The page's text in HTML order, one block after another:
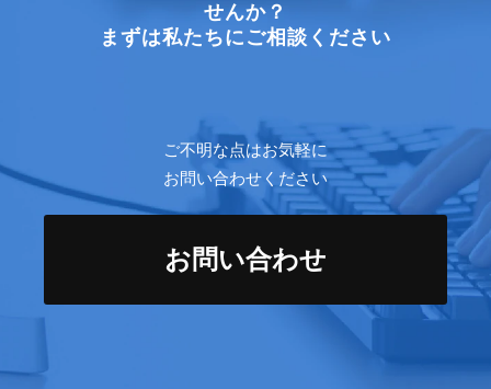
せんか？
まずは私たちにご相談ください
ご不明な点はお気軽に
お問い合わせください
お問い合わせ